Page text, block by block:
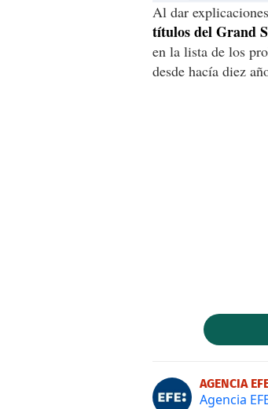
Al dar
títulos del Grand
en la lista de los
desde hacía diez
AGENCIA
Agencia